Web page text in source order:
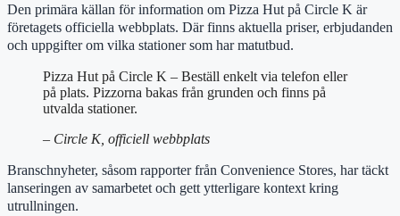
Den primära källan för information om Pizza Hut på Circle K är
företagets officiella webbplats. Där finns aktuella priser, erbjudanden
och uppgifter om vilka stationer som har matutbud.
Pizza Hut på Circle K – Beställ enkelt via telefon eller
på plats. Pizzorna bakas från grunden och finns på
utvalda stationer.
– Circle K, officiell webbplats
Branschnyheter, såsom rapporter från Convenience Stores, har täckt
lanseringen av samarbetet och gett ytterligare kontext kring
utrullningen.